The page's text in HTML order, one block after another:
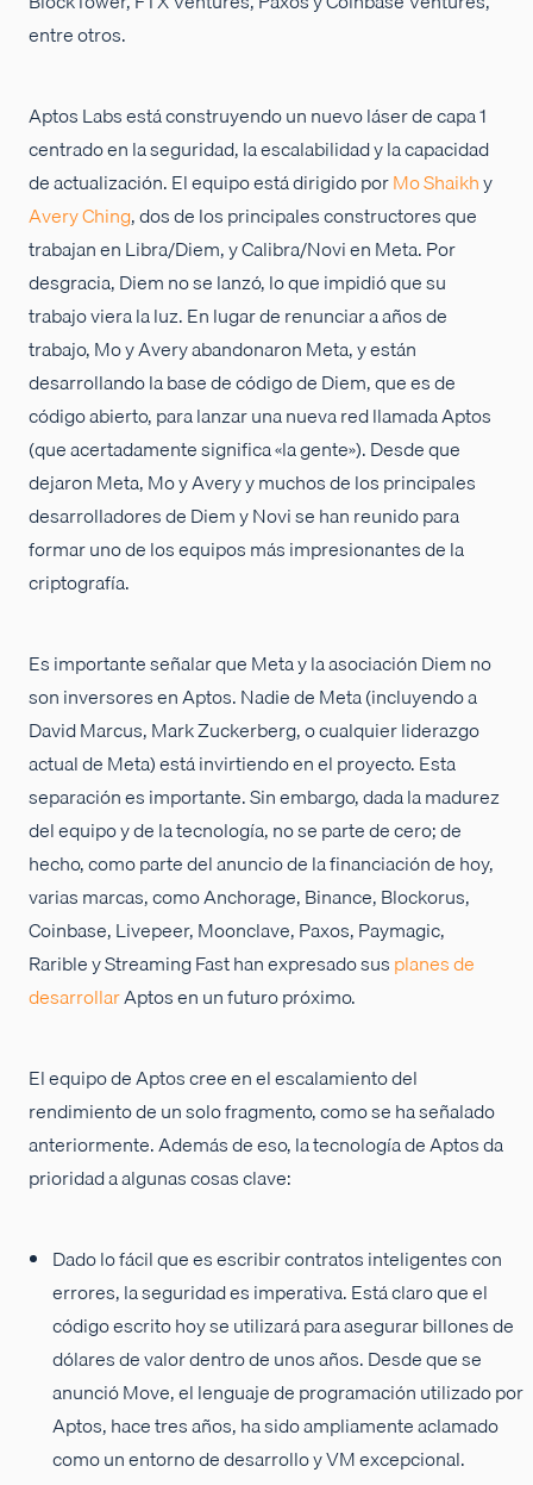
entre otros.
Aptos Labs está construyendo un nuevo láser de capa 1
centrado en la seguridad, la escalabilidad y la capacidad
de actualización. El equipo está dirigido porMo Shaikhy
Avery Ching, dos de los principales constructores que
trabajan en Libra/Diem, y Calibra/Novi en Meta. Por
desgracia, Diem no se lanzó, lo que impidió que su
trabajo viera la luz. En lugar de renunciar a años de
trabajo, Mo y Avery abandonaron Meta, y están
desarrollando la base de código de Diem, que es de
código abierto, para lanzar una nueva red llamada Aptos
(que acertadamente significa «la gente»). Desde que
dejaron Meta, Mo y Avery y muchos de los principales
desarrolladores de Diem y Novi se han reunido para
formar uno de los equipos más impresionantes de la
criptografía.
Es importante señalar que Meta y la asociación Diem no
son inversores en Aptos. Nadie de Meta (incluyendo a
David Marcus, Mark Zuckerberg, o cualquier liderazgo
actual de Meta) está invirtiendo en el proyecto. Esta
separación es importante. Sin embargo, dada la madurez
del equipo y de la tecnología, no se parte de cero; de
hecho, como parte del anuncio de la financiación de hoy,
varias marcas, como Anchorage, Binance, Blockorus,
Coinbase, Livepeer, Moonclave, Paxos, Paymagic,
Rarible y Streaming Fast han expresado susplanes de
desarrollarAptos en un futuro próximo.
El equipo de Aptos cree en el escalamiento del
rendimiento de un solo fragmento, como se ha señalado
anteriormente. Además de eso, la tecnología de Aptos da
prioridad a algunas cosas clave:
Dado lo fácil que es escribir contratos inteligentes con
errores, la seguridad es imperativa. Está claro que el
código escrito hoy se utilizará para asegurar billones de
dólares de valor dentro de unos años. Desde que se
anunció Move, el lenguaje de programación utilizado por
Aptos, hace tres años, ha sido ampliamente aclamado
como un entorno de desarrollo y VM excepcional.